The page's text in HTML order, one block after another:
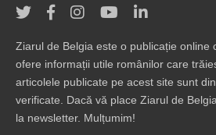
Ziarul de Belgia este o publicație online
ofere informații utile românilor care
articolele publicate pe acest site sunt
verificate. Dacă vă place Ziarul de
la newsletter. Mulțumim!